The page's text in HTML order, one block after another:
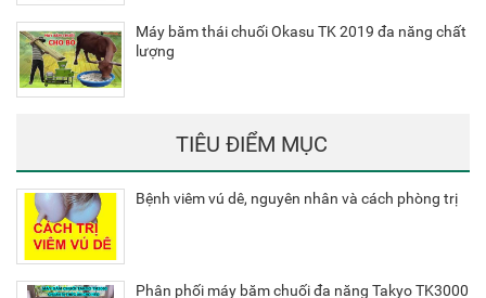
Máy băm thái chuối Okasu TK 2019 đa năng chất
lượng
TIÊU ĐIỂM MỤC
Bệnh viêm vú dê, nguyên nhân và cách phòng trị
Phân phối máy băm chuối đa năng Takyo TK3000